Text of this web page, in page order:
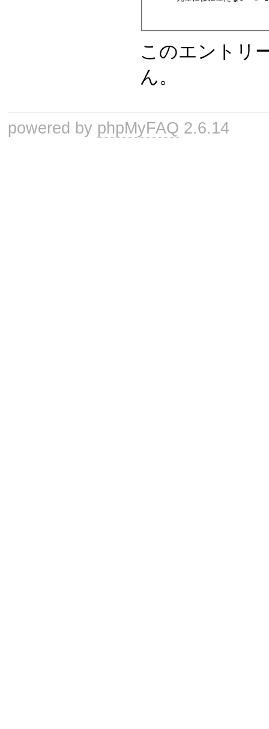
このエントリ
ん。
powered by phpMyFAQ 2.6.14